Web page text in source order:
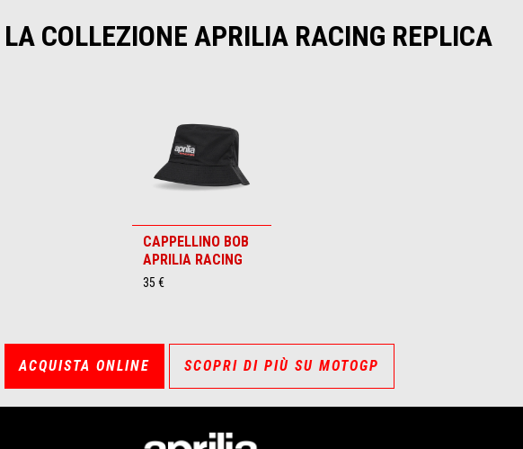
COLLEZIONE APRILIA RACING REPLICA
CAPPELLINO BOB
APRILIA RACING
35 €
ACQUISTA ONLINE SCOPRI DI PIÙ SU MOTOGP